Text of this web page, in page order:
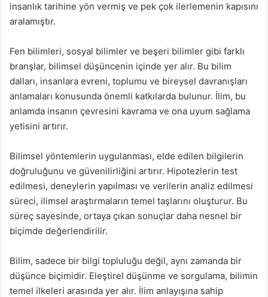
insanlık tarihine yön vermiş ve pek çok ilerlemenin kapısını
aralamıştır.
Fen bilimleri, sosyal bilimler ve beşeri bilimler gibi farklı
branşlar, bilimsel düşüncenin içinde yer alır. Bu bilim
dalları, insanlara evreni, toplumu ve bireysel davranışları
anlamaları konusunda önemli katkılarda bulunur. İlim, bu
anlamda insanın çevresini kavrama ve ona uyum sağlama
yetisini artırır.
Bilimsel yöntemlerin uygulanması, elde edilen bilgilerin
doğruluğunu ve güvenilirliğini artırır. Hipotezlerin test
edilmesi, deneylerin yapılması ve verilerin analiz edilmesi
süreci, ilimsel araştırmaların temel taşlarını oluşturur. Bu
süreç sayesinde, ortaya çıkan sonuçlar daha nesnel bir
biçimde değerlendirilir.
Bilim, sadece bir bilgi topluluğu değil, aynı zamanda bir
düşünce biçimidir. Eleştirel düşünme ve sorgulama, bilimin
temel ilkeleri arasında yer alır. İlim anlayışına sahip